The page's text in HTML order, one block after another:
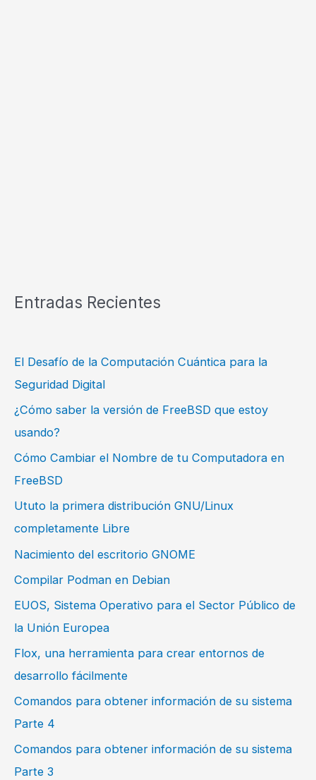
Entradas Recientes
El Desafío de la Computación Cuántica para la
Seguridad Digital
¿Cómo saber la versión de FreeBSD que estoy
usando?
Cómo Cambiar el Nombre de tu Computadora en
FreeBSD
Ututo la primera distribución GNU/Linux
completamente Libre
Nacimiento del escritorio GNOME
Compilar Podman en Debian
EUOS, Sistema Operativo para el Sector Público de
la Unión Europea
Flox, una herramienta para crear entornos de
desarrollo fácilmente
Comandos para obtener información de su sistema
Parte 4
Comandos para obtener información de su sistema
Parte 3